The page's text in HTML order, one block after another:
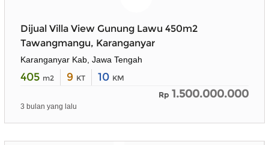
Dijual Villa View Gunung Lawu 450m2
Tawangmangu, Karanganyar
Karanganyar Kab, Jawa Tengah
405 m2 9 KT 10 KM
Rp 1.500.000.000
3 bulan yang lalu